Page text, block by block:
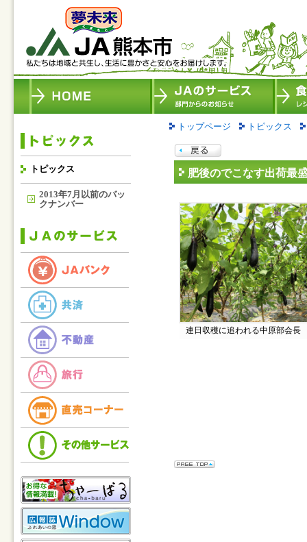
トピックス
2013年7月以前のバッ
クナンバー
トップページ トピックス
肥後のでこなす出荷最
連日収穫に追われる中原部会長